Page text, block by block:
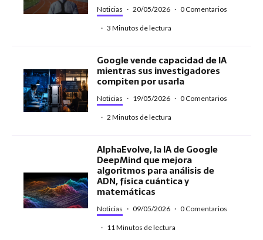
Noticias · 20/05/2026 · 0 Comentarios
· 3 Minutos de lectura
Google vende capacidad de IA
mientras sus investigadores
compiten por usarla
Noticias · 19/05/2026 · 0 Comentarios
· 2 Minutos de lectura
AlphaEvolve, la IA de Google
DeepMind que mejora
algoritmos para análisis de
ADN, física cuántica y
matemáticas
Noticias · 09/05/2026 · 0 Comentarios
· 11 Minutos de lectura